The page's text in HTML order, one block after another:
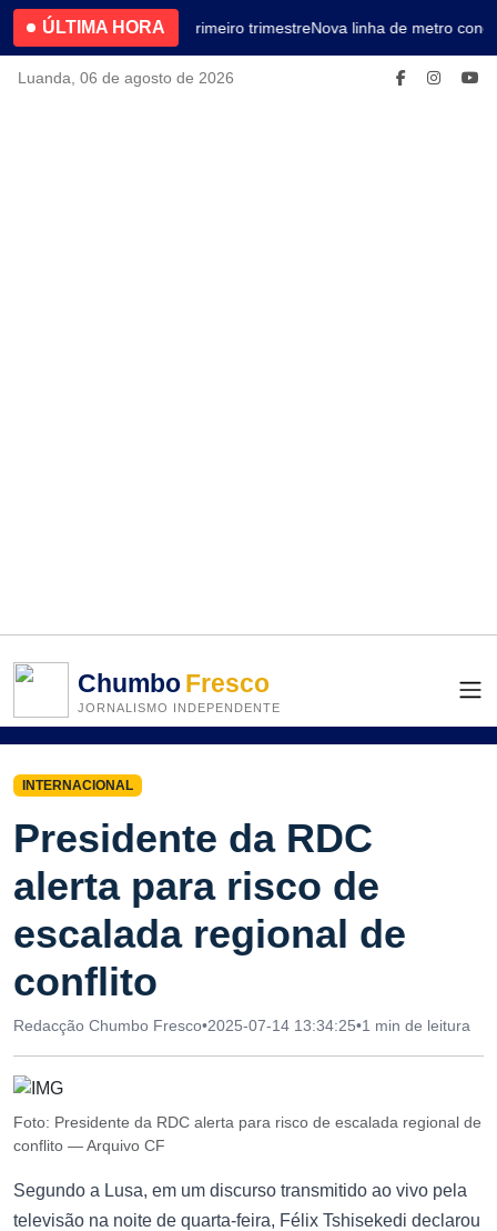
ÚLTIMA HORA4.2% no primeiro trimestreNova linha de metro
Luanda, 06 de agosto de 2026
ChumboFresco
JORNALISMO INDEPENDENTE
INTERNACIONAL
Presidente da RDC
alerta para risco de
escalada regional de
conflito
Redacção Chumbo Fresco•2025-07-14 13:34:25•1 min de leitura
Foto: Presidente da RDC alerta para risco de escalada regional de
conflito — Arquivo CF
Segundo a Lusa, em um discurso transmitido ao vivo pela
televisão na noite de quarta-feira, Félix Tshisekedi declarou